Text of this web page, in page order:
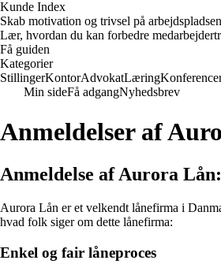
Kunde Index
Skab motivation og trivsel på arbejdspladsen
Lær, hvordan du kan forbedre
Få guiden
Kategorier
StillingerKontorAdvokatLæring
Min sideFå adgangNyhedsbrev
Anmeldelser af
Anmeldelse af Aurora
Aurora Lån er et velkendt lånefirma i
hvad folk siger om dette lånefirma:
Enkel og fair låneproces